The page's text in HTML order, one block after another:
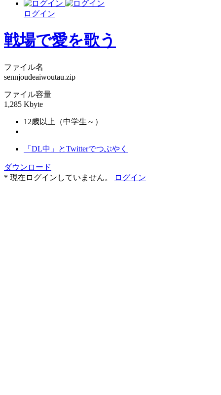
ログイン
戦場で愛を歌う
ファイル名
sennjoudeaiwoutau.zip
ファイル容量
1,285 Kbyte
12歳以上（中学生～）
「DL中」とTwitterでつぶやく
ダウンロード
* 現在ログインしていません。
ログイン